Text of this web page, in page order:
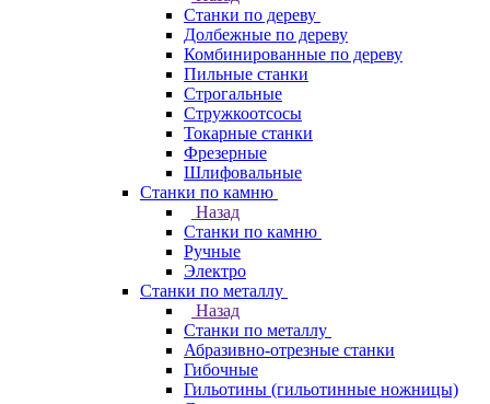
Станки по дереву
Долбежные по дереву
Комбинированные по дереву
Пильные станки
Строгальные
Стружкоотсосы
Токарные станки
Фрезерные
Шлифовальные
Станки по камню
Назад
Станки по камню
Ручные
Электро
Станки по металлу
Назад
Станки по металлу
Абразивно-отрезные станки
Гибочные
Гильотины (гильотинные ножницы)